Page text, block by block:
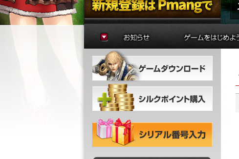
お知らせ
アップデート
イベント
ゲームの準備
はじめに
初心者ガイド